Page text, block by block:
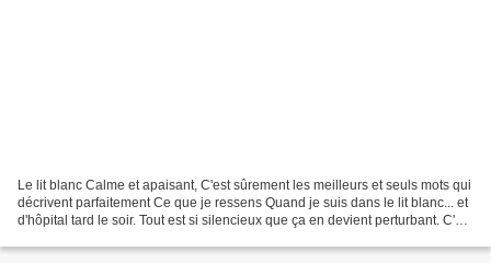
Le lit blanc Calme et apaisant, C'est sûrement les meilleurs et seuls mots qui
décrivent parfaitement Ce que je ressens Quand je suis dans le lit blanc... et
d'hôpital tard le soir. Tout est si silencieux que ça en devient perturbant. C'est